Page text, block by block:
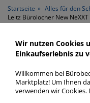
Startseite » Alles für den
Wir nutzen Cookies
Einkaufserlebnis zu
Willkommen bei
Marktplatz! Um Ihnen
verwenden wir Cookies.